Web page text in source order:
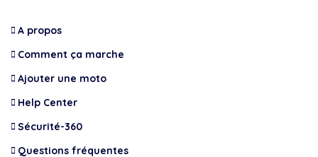
A propos
Comment ça marche
Ajouter une moto
Help Center
Sécurité-360
Questions fréquentes